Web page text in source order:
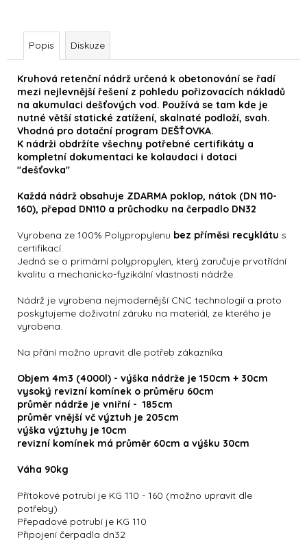
Popis Diskuze
Kruhová retenční nádrž určená k obetonování se řadí
mezi nejlevnější řešení z pohledu pořizovacích nákladů
na akumulaci dešťových vod. Používá se tam kde je
nutné větší statické zatížení, skalnaté podloží, svah.
Vhodná pro dotační program DEŠŤOVKA.
K nádrži obdržíte všechny potřebné certifikáty a
kompletní dokumentaci ke kolaudaci i dotaci
"dešťovka"
Každá nádrž obsahuje ZDARMA poklop, nátok (DN 110-
160), přepad DN110 a průchodku na čerpadlo DN32
Vyrobena ze 100% Polypropylenu bez příměsi recyklátu s
certifikací.
Jedná se o primární polypropylen, který zaručuje prvotřídní
kvalitu a mechanicko-fyzikální vlastnosti nádrže.
Nádrž je vyrobena nejmodernější CNC technologií a proto
poskytujeme doživotní záruku na materiál, ze kterého je
vyrobena.
Na přání možno upravit dle potřeb zákazníka
Objem 4m3 (4000l) - výška nádrže je 150cm + 30cm
vysoký revizní komínek o průměru 60cm
průměr nádrže je vniřní - 185cm
průměr vnější vč výztuh je 205cm
výška výztuhy je 10cm
revizní komínek má průměr 60cm a výšku 30cm
Váha 90kg
Přítokové potrubí je KG 110 - 160 (možno upravit dle
potřeby)
Přepadové potrubí je KG 110
Připojení čerpadla dn32